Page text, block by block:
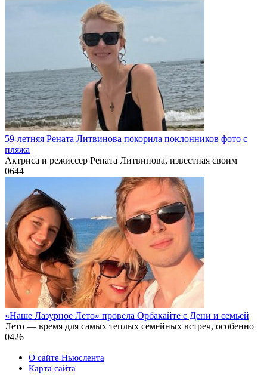
59-летняя Рената Литвинова покорила поклонников фото с
пляжа
Актриса и режиссер Рената Литвинова, известная своим
0644
«Наше Лазурное Лето» провела Орбакайте с Дени и семьей
Лето — время для самых теплых семейных встреч, особенно
0426
О сайте Ньюслента
Карта сайта